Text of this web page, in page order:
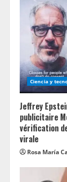
Ciencia y
Jeffrey
publicitaire
vérification
virale
Rosa María